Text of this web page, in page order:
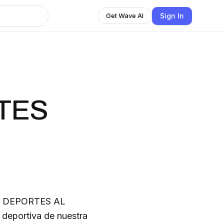
Get Wave AI Sign In
de nuestra